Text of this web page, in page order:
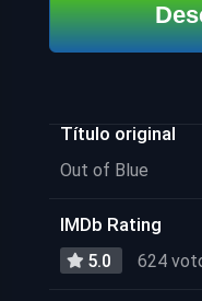
Título original
Out of Blue
IMDb Rating
5.0 624